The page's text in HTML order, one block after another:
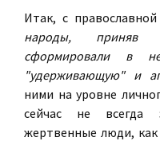
Итак, с
народы, приняв
сформировали в
"удерживающую" и
ними на уровне
сейчас не всегда
жертвенные люди, как